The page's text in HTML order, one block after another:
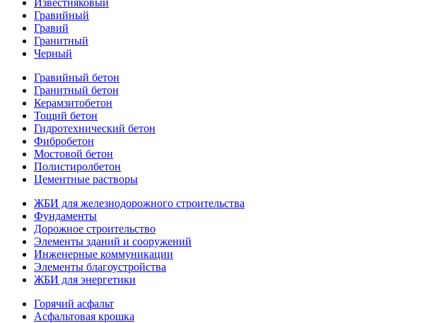
Известняковый
Гравийный
Гравий
Гранитный
Черный
Гравийный бетон
Гранитный бетон
Керамзитобетон
Тощий бетон
Гидротехнический бетон
Фибробетон
Мостовой бетон
Полистиролбетон
Цементные растворы
ЖБИ для железнодорожного строительства
Фундаменты
Дорожное строительство
Элементы зданий и сооружений
Инженерные коммуникации
Элементы благоустройства
ЖБИ для энергетики
Горячий асфальт
Асфальтовая крошка